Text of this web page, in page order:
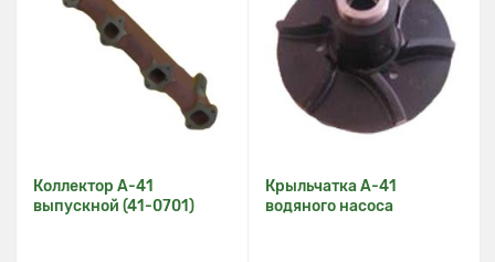
Коллектор А-41
выпускной (41-0701)
Крыльчатка А-41
водяного насоса